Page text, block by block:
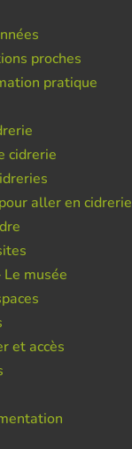
proches
pratique
cidrerie
aller en cidrerie
musée
et accès